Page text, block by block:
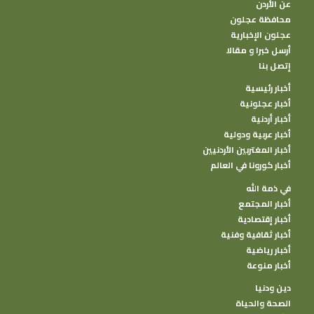
وحضر الافتتاح رئيس لجنة الصحة والبيئة
بمجلس النواب و نواب محافظة عجلون ونائب
محافظ عجلون والامناء العامين لوزارة الصحة
وعدد من موظفي وزارتي الصحة والاشغال
العامة والإسكان ومدير صحة عجلون الدكتور
تيسير عناب ومدير المستشفى محمد الفريحات
ورئيس وأعضاء مجلس محافظة عجلون .
تصوير/ عامر الزغول
عن الأردن
محافظة عجلون
عجلون الإخبارية
أرسل خبرا و مقالا
إتصل بنا
أخبار رئيسية
أخبار عجلونية
أخبار أردنية
أخبار عربية ودولية
أخبار المغتربين الأردنيين
أخبار كورونا في العالم
في ذمة الله
أخبار المجتمع
أخبار إقتصادية
أخبار ثقافية وفنية
أخبار رياضية
أخبار منوعة
دين ودنيا
الصحة والحياة